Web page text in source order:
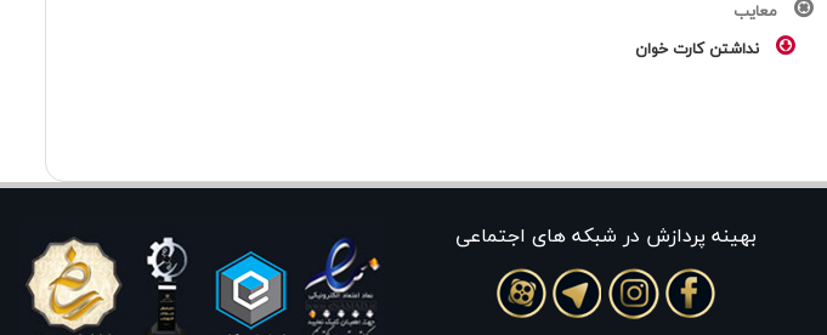
معایب
نداشتن کارت خوان
بهينه پردازش در شبکه های اجتماعی